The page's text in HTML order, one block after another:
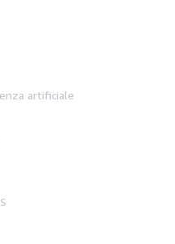
artificiale